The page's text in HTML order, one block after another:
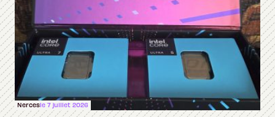
Nercesle 7 juillet 2026